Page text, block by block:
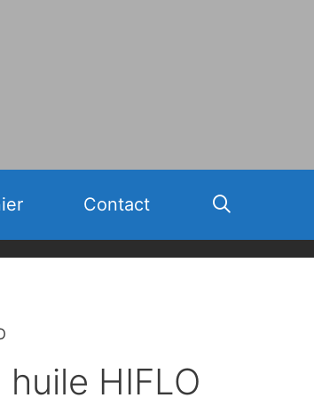
Contact
huile HIFLO